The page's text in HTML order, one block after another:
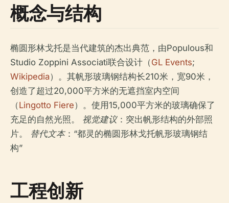
概念与结构
椭圆形林戈托是当代建筑的杰出典范，由Populous和
Studio Zoppini Associati联合设计（GL Events;
Wikipedia）。其帆形玻璃钢结构长210米，宽90米，
创造了超过20,000平方米的无遮挡室内空间
（Lingotto Fiere）。使用15,000平方米的玻璃确保了
充足的自然光照。 视觉建议：突出帆形结构的外部照
片。 替代文本：“都灵的椭圆形林戈托帆形玻璃钢结
构”
工程创新